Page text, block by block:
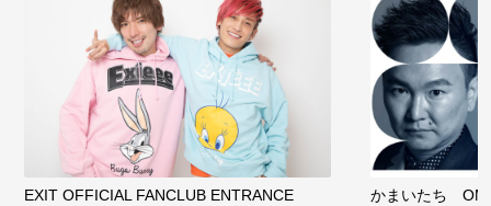
EXIT OFFICIAL FANCLUB ENTRANCE かまいたち